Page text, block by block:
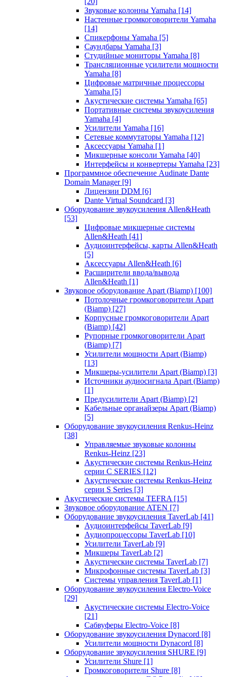
Звуковые колонны Yamaha [14]
Настенные громкоговорители Yamaha
[14]
Спикерфоны Yamaha [5]
Саундбары Yamaha [3]
Студийные мониторы Yamaha [8]
Трансляционные усилители мощности
Yamaha [8]
Цифровые матричные процессоры
Yamaha [5]
Акустические системы Yamaha [65]
Портативные системы звукоусиления
Yamaha [4]
Усилители Yamaha [16]
Сетевые коммутаторы Yamaha [12]
Аксессуары Yamaha [1]
Микшерные консоли Yamaha [40]
Интерфейсы и конвертеры Yamaha [23]
Программное обеспечение Audinate Dante
Domain Manager [9]
Лицензии DDM [6]
Dante Virtual Soundcard [3]
Оборудование звукоусиления Allen&Heath
[53]
Цифровые микшерные системы
Allen&Heath [41]
Аудиоинтерфейсы, карты Allen&Heath
[5]
Аксессуары Allen&Heath [6]
Расширители ввода/вывода
Allen&Heath [1]
Звуковое оборудование Apart (Biamp) [100]
Потолочные громкоговорители Apart
(Biamp) [27]
Корпусные громкоговорители Apart
(Biamp) [42]
Рупорные громкоговорители Apart
(Biamp) [7]
Усилители мощности Apart (Biamp)
[13]
Микшеры-усилители Apart (Biamp) [3]
Источники аудиосигнала Apart (Biamp)
[1]
Предусилители Apart (Biamp) [2]
Кабельные органайзеры Apart (Biamp)
[5]
Оборудование звукоусиления Renkus-Heinz
[38]
Управляемые звуковые колонны
Renkus-Heinz [23]
Акустические системы Renkus-Heinz
серии C SERIES [12]
Акустические системы Renkus-Heinz
серии S Series [3]
Акустические системы TEFRA [15]
Звуковое оборудование ATEN [7]
Оборудование звукоусиления TaverLab [41]
Аудиоинтерфейсы TaverLab [9]
Аудиопроцессоры TaverLab [10]
Усилители TaverLab [9]
Микшеры TaverLab [2]
Акустические системы TaverLab [7]
Микрофонные системы TaverLab [3]
Системы управления TaverLab [1]
Оборудование звукоусиления Electro-Voice
[29]
Акустические системы Electro-Voice
[21]
Сабвуферы Electro-Voice [8]
Оборудование звукоусиления Dynacord [8]
Усилители мощности Dynacord [8]
Оборудование звукоусиления SHURE [9]
Усилители Shure [1]
Громкоговорители Shure [8]